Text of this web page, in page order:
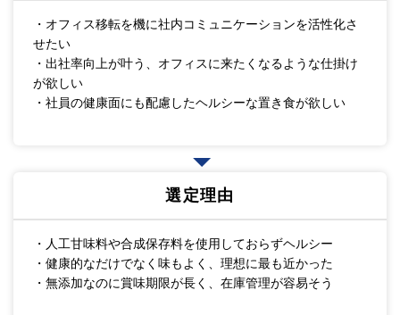
・オフィス移転を機に社内コミュニケーションを活性化さ
せたい
・出社率向上が叶う、オフィスに来たくなるような仕掛け
が欲しい
・社員の健康面にも配慮したヘルシーな置き食が欲しい
選定理由
・人工甘味料や合成保存料を使用しておらずヘルシー
・健康的なだけでなく味もよく、理想に最も近かった
・無添加なのに賞味期限が長く、在庫管理が容易そう